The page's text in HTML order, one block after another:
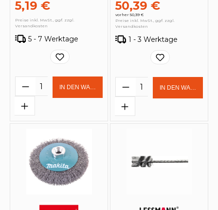
5,19 €
Preise inkl. MwSt., ggf. zzgl.
Versandkosten
5 - 7 Werktage
Produkt Anzahl: Gib den
IN DEN WARENKORB
50,39 €
vorher 50,39 €
Preise inkl. MwSt., ggf. zzgl.
Versandkosten
1 - 3 Werktage
Produkt Anzahl:
IN DEN